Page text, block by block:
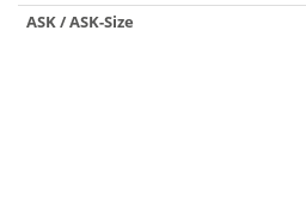
ASK / ASK-Size